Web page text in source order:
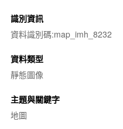
識別資訊
資料識別碼:map_imh_8232
資料類型
靜態圖像
主題與關鍵字
地圖